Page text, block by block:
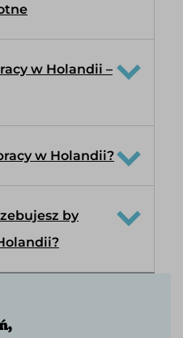
w Holandii –
w Holandii?
by